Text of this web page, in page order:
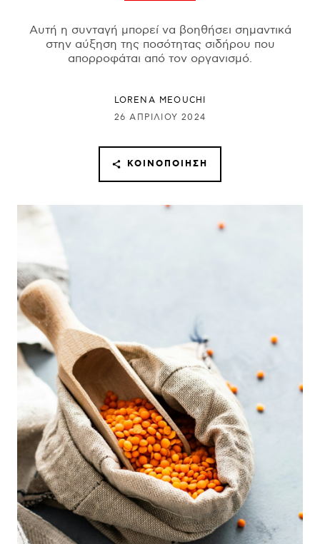
Αυτή η συνταγή μπορεί να βοηθήσει σημαντικά
στην αύξηση της ποσότητας σιδήρου που
απορροφάται από τον οργανισμό.
LORENA MEOUCHI
26 ΑΠΡΙΛΊΟΥ 2024
ΚΟΙΝΟΠΟΊΗΣΗ